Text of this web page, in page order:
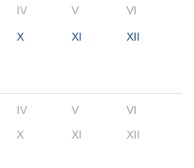
IV V VI
X XI XII
IV V
VI
X XI XII